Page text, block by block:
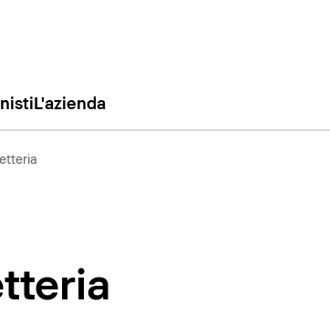
L'azienda